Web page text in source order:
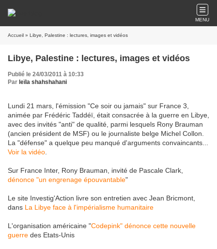
MENU
Accueil » Libye, Palestine : lectures, images et vidéos
Libye, Palestine : lectures, images et vidéos
Publié le 24/03/2011 à 10:33
Par leïla shahshahani
Lundi 21 mars, l'émission "Ce soir ou jamais" sur France 3,
animée par Frédéric Taddéï, était consacrée à la guerre en Libye,
avec des invités "anti" de qualité, parmi lesquels Rony Brauman
(ancien président de MSF) ou le journaliste belge Michel Collon.
La "défense" a quelque peu manqué d'arguments convaincants...
Voir la vidéo
Sur France Inter, Rony Brauman, invité de Pascale Clark,
dénonce "un engrenage épouvantable"
Le site Investig'Action livre son entretien avec Jean Bricmont,
dans La Libye face à l'impérialisme humanitaire
L'organisation américaine "Codepink" dénonce cette nouvelle
guerre des Etats-Unis